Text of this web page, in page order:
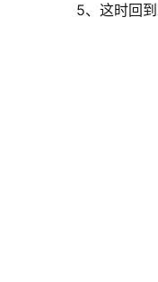
5、这时回